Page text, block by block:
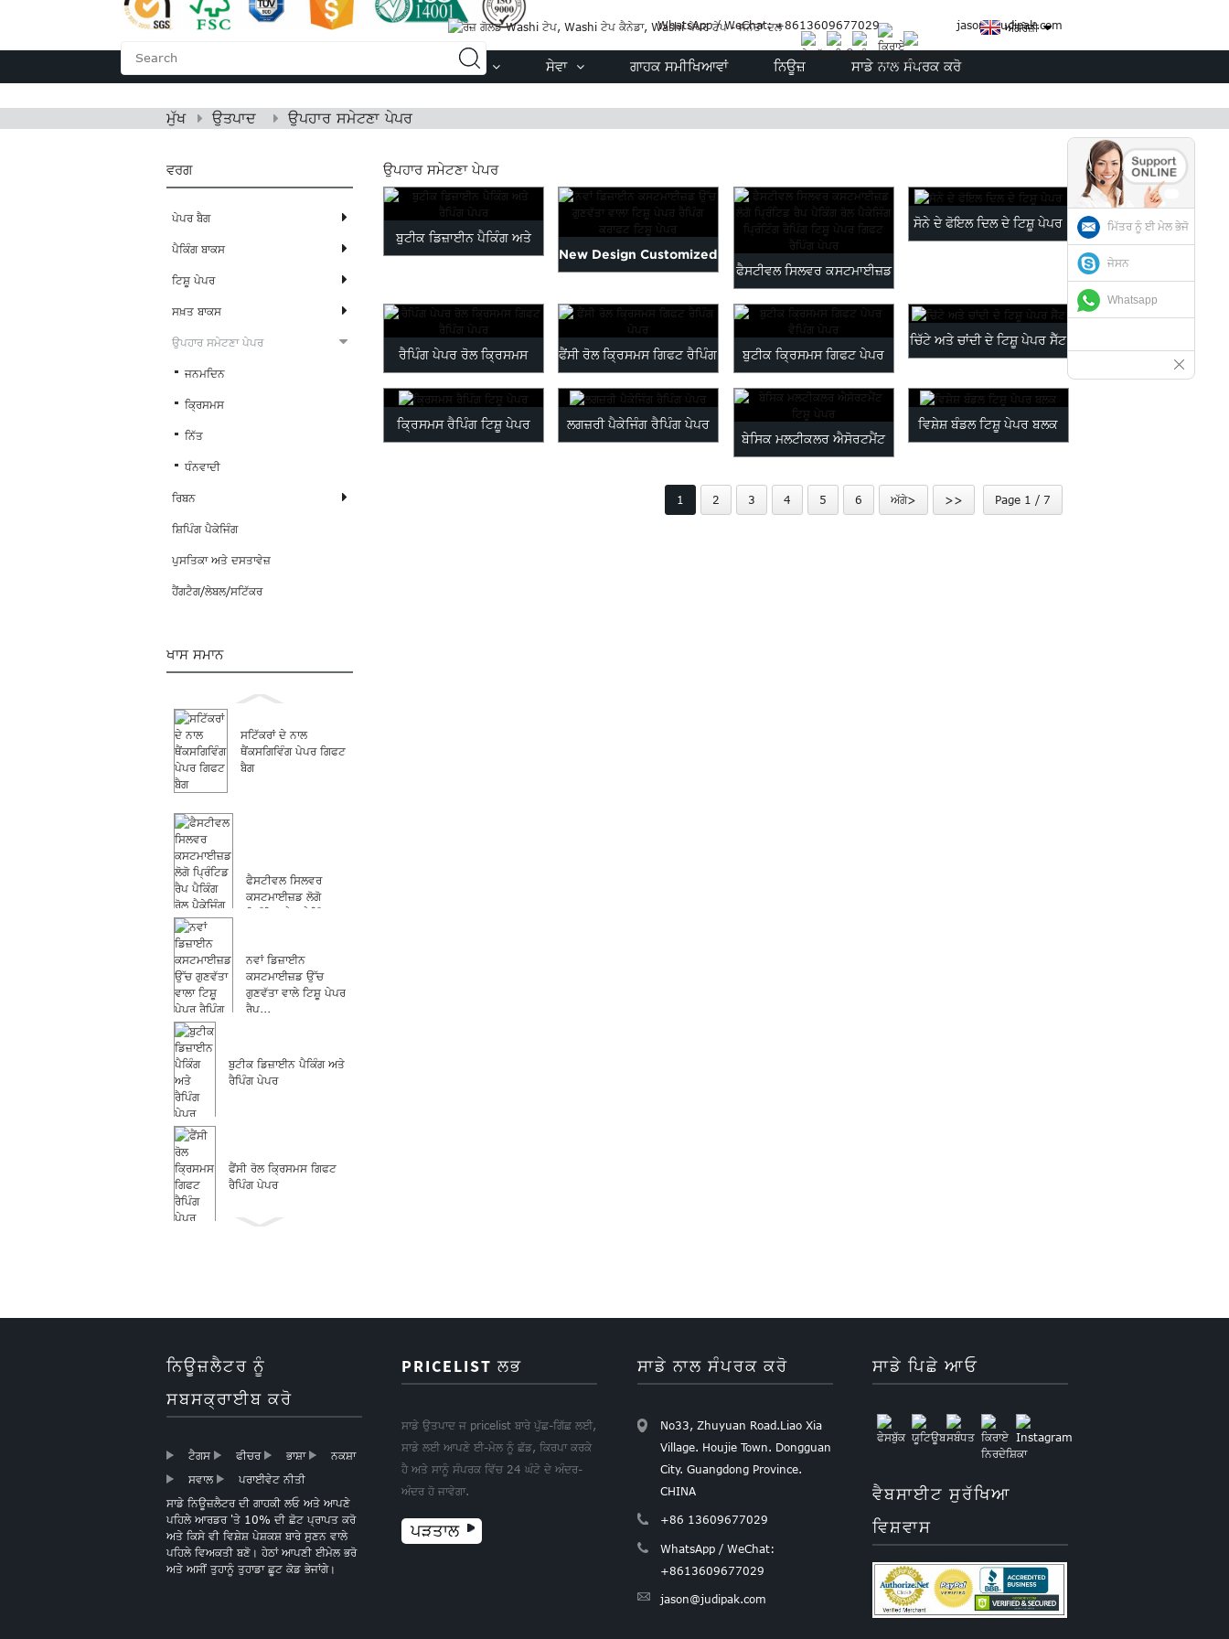
WhatsApp / WeChat: +8613609677029 jason@judipak.com
ਅੰਗਰੇਜ਼ੀ
ਉਤਪਾਦ ਸੇਵਾ ਗਾਹਕ ਸਮੀਖਿਆਵਾਂ ਨਿਊਜ਼ ਸਾਡੇ ਨਾਲ ਸੰਪਰਕ ਕਰੋ
ਮੁੱਖ ਉਤਪਾਦ ਉਪਹਾਰ ਸਮੇਟਣਾ ਪੇਪਰ
ਵਰਗ
ਪੇਪਰ ਬੈਗ
ਪੈਕਿੰਗ ਬਾਕਸ
ਟਿਸ਼ੂ ਪੇਪਰ
ਸਖ਼ਤ ਬਾਕਸ
ਉਪਹਾਰ ਸਮੇਟਣਾ ਪੇਪਰ
ਜਨਮਦਿਨ
ਕ੍ਰਿਸਮਸ
ਨਿੱਤ
ਧੰਨਵਾਦੀ
ਰਿਬਨ
ਸ਼ਿਪਿੰਗ ਪੈਕੇਜਿੰਗ
ਪੁਸਤਿਕਾ ਅਤੇ ਦਸਤਾਵੇਜ਼
ਹੈਂਗਟੈਗ/ਲੇਬਲ/ਸਟਿੱਕਰ
ਖਾਸ ਸਮਾਨ
ਸਟਿੱਕਰਾਂ ਦੇ ਨਾਲ
ਥੈਂਕਸਗਿਵਿੰਗ ਪੇਪਰ ਗਿਫਟ
ਬੈਗ
ਫੈਸਟੀਵਲ ਸਿਲਵਰ
ਕਸਟਮਾਈਜ਼ਡ ਲੋਗੋ
ਨਵਾਂ ਡਿਜ਼ਾਈਨ
ਕਸਟਮਾਈਜ਼ਡ ਉੱਚ
ਗੁਣਵੱਤਾ ਵਾਲੇ ਟਿਸ਼ੂ ਪੇਪਰ
ਰੈਪ...
ਬੁਟੀਕ ਡਿਜ਼ਾਈਨ ਪੈਕਿੰਗ ਅਤੇ
ਰੈਪਿੰਗ ਪੇਪਰ
ਫੈਂਸੀ ਰੋਲ ਕ੍ਰਿਸਮਸ ਗਿਫਟ
ਰੈਪਿੰਗ ਪੇਪਰ
ਬੁਟੀਕ ਕ੍ਰਿਸਮਸ ਗਿਫਟ
ਪੇਪਰ ਵੈਪਿੰਗ ਪੇਪਰ
ਸੋਨੇ ਦੇ ਫੋਇਲ ਦਿਲ ਦੇ ਟਿਸ਼ੂ
ਹਲਕਾ ਗੁਲਾਬੀ ਟਿਸ਼ੂ ਪੇਪਰ
ਉਪਹਾਰ ਸਮੇਟਣਾ ਪੇਪਰ
ਬੁਟੀਕ ਡਿਜ਼ਾਈਨ ਪੈਕਿੰਗ ਅਤੇ
New Design Customized
Paper...
ਫੈਸਟੀਵਲ ਸਿਲਵਰ ਕਸਟਮਾਈਜ਼ਡ
ਲੋਗੋ ਪ੍ਰਿੰਟਿਡ ਰੈਪ ਪਾ...
ਸੋਨੇ ਦੇ ਫੋਇਲ ਦਿਲ ਦੇ ਟਿਸ਼ੂ ਪੇਪਰ
ਰੈਪਿੰਗ ਪੇਪਰ ਰੋਲ ਕ੍ਰਿਸਮਸ
ਗਿਫਟ ਰੈਪਿੰਗ ਪੇਪਰ
ਫੈਂਸੀ ਰੋਲ ਕ੍ਰਿਸਮਸ ਗਿਫਟ ਰੈਪਿੰਗ
ਪੇਪਰ
ਬੁਟੀਕ ਕ੍ਰਿਸਮਸ ਗਿਫਟ ਪੇਪਰ
ਵੈਪਿੰਗ ਪੇਪਰ
ਚਿੱਟੇ ਅਤੇ ਚਾਂਦੀ ਦੇ ਟਿਸ਼ੂ ਪੇਪਰ ਸੈੱਟ
ਕ੍ਰਿਸਮਸ ਰੈਪਿੰਗ ਟਿਸ਼ੂ ਪੇਪਰ
ਲਗਜ਼ਰੀ ਪੈਕੇਜਿੰਗ ਰੈਪਿੰਗ ਪੇਪਰ
ਬੇਸਿਕ ਮਲਟੀਕਲਰ ਐਸੋਰਟਮੈਂਟ
ਵਿਸ਼ੇਸ਼ ਬੰਡਲ ਟਿਸ਼ੂ ਪੇਪਰ ਬਲਕ
1 2 3 4 5 6 ਅੱਗੇ> >> Page 1 / 7
ਨਿਊਜ਼ਲੈਟਰ ਨੂੰ
ਸਬਸਕ੍ਰਾਈਬ ਕਰੋ
ਟੈਗਸ ਫੀਚਰ ਭਾਸ਼ਾ
ਨਕਸ਼ਾ
ਸਵਾਲ
ਪਰਾਈਵੇਟ ਨੀਤੀ
ਸਾਡੇ ਨਿਊਜ਼ਲੈਟਰ ਦੀ ਗਾਹਕੀ ਲਓ ਅਤੇ ਆਪਣੇ
ਪਹਿਲੇ ਆਰਡਰ 'ਤੇ 10% ਦੀ ਛੋਟ ਪ੍ਰਾਪਤ ਕਰੋ
ਅਤੇ ਕਿਸੇ ਵੀ ਵਿਸ਼ੇਸ਼ ਪੇਸ਼ਕਸ਼ ਬਾਰੇ ਸੁਣਨ ਵਾਲੇ
ਪਹਿਲੇ ਵਿਅਕਤੀ ਬਣੋ। ਹੇਠਾਂ ਆਪਣੀ ਈਮੇਲ ਭਰੋ
ਅਤੇ ਅਸੀਂ ਤੁਹਾਨੂੰ ਤੁਹਾਡਾ ਛੂਟ ਕੋਡ ਭੇਜਾਂਗੇ।
PRICELIST ਲਭ
ਸਾਡੇ ਉਤਪਾਦ ਜ pricelist ਬਾਰੇ ਪੁੱਛ-ਗਿੱਛ ਲਈ,
ਸਾਡੇ ਲਈ ਆਪਣੇ ਈ-ਮੇਲ ਨੂੰ ਛੱਡ, ਕਿਰਪਾ ਕਰਕੇ
ਹੈ ਅਤੇ ਸਾਨੂੰ ਸੰਪਰਕ ਵਿੱਚ 24 ਘੰਟੇ ਦੇ ਅੰਦਰ-
ਅੰਦਰ ਹੋ ਜਾਵੇਗਾ.
ਪੜਤਾਲ
ਸਾਡੇ ਨਾਲ ਸੰਪਰਕ ਕਰੋ
No33, Zhuyuan Road.Liao Xia
Village. Houjie Town. Dongguan
City. Guangdong Province.
CHINA
+86 13609677029
WhatsApp / WeChat:
+8613609677029
jason@judipak.com
ਸਾਡੇ ਪਿਛੇ ਆਓ
ਵੈਬਸਾਈਟ ਸੁਰੱਖਿਆ
ਵਿਸ਼ਵਾਸ
ਮਿੱਤਰ ਨੂੰ ਈ ਮੇਲ ਭੇਜੋ
ਜੇਸਨ
Whatsapp